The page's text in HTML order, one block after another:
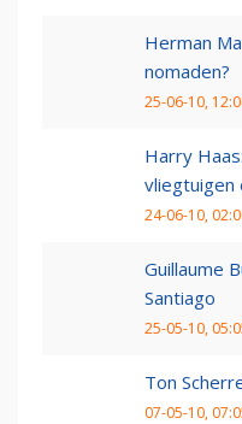
Herman
nomaden?
25-06-10,
Harry
vliegtuigen
24-06-10,
Guillaume
Santiago
25-05-10,
Ton
07-05-10,